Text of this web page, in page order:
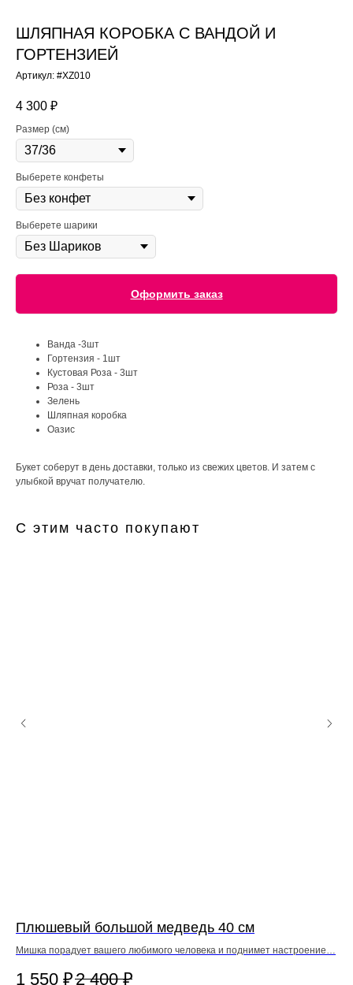
ШЛЯПНАЯ КОРОБКА С ВАНДОЙ И
ГОРТЕНЗИЕЙ
Артикул: #XZ010
4 300 ₽
Размер (см)
Выберете конфеты
Выберете шарики
Оформить заказ
Ванда -3шт
Гортензия - 1шт
Кустовая Роза - 3шт
Роза - 3шт
Зелень
Шляпная коробка
Оазис
Букет соберут в день доставки, только из свежих цветов. И затем с
улыбкой вручат получателю.
С этим часто покупают
Плюшевый большой медведь 40 см
Мишка порадует вашего любимого человека и поднимет настроение…
1 550 ₽2 400 ₽